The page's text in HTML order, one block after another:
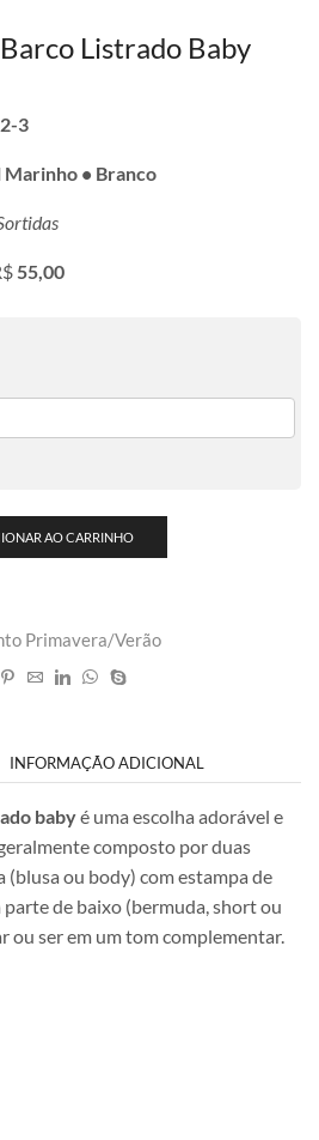
Listrado Baby
3
Marinho • Branco
55,00
AO CARRINHO
Primavera/Verão
INFORMAÇÃO ADICIONAL
babyé uma escolha adorável e
composto por duas
(blusa ou body) com estampa de
de baixo (bermuda, short ou
ou ser em um tom complementar.